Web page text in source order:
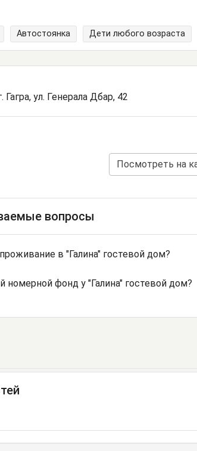
Автостоянка Дети любого возраста
Гагра, ул. Генерала Дбар, 42
Посмотреть на
вопросы
в "Галина" гостевой дом?
номерной фонд у "Галина" гостевой дом?